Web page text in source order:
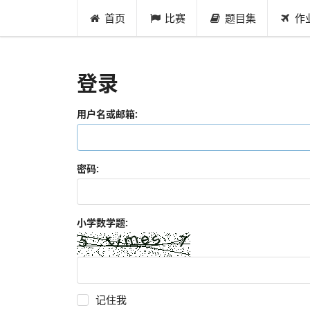
首页 比赛 题目集 作
登录
用户名或邮箱:
密码:
小学数学题:
记住我